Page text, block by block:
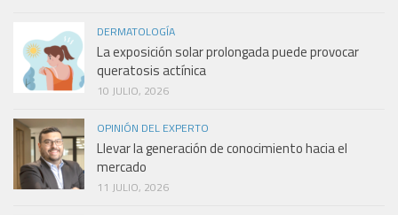
DERMATOLOGÍA
La exposición solar prolongada puede provocar
queratosis actínica
10 JULIO, 2026
OPINIÓN DEL EXPERTO
Llevar la generación de conocimiento hacia el
mercado
11 JULIO, 2026